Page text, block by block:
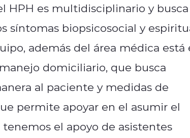
HPH es multidisciplinario y busca
síntomas biopsicosocial y
además del área médica está
domiciliario, que busca
al paciente y medidas de
permite apoyar en el asumir el
el apoyo de asistentes